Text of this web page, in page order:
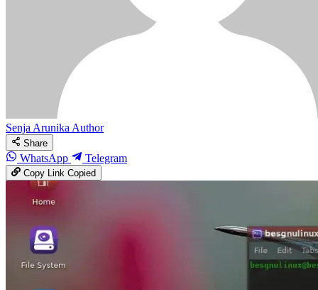
Senja ArunikaAuthor
Share
WhatsApp Telegram
Copy LinkCopied